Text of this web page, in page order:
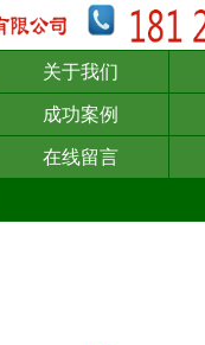
关于我们
成功案例
在线留言